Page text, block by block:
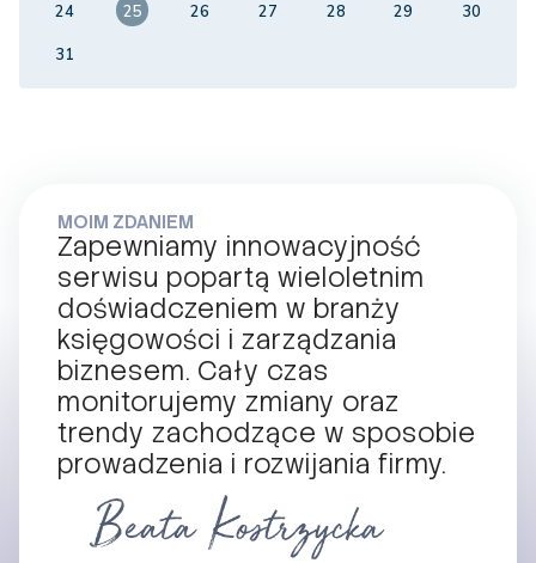
24
25 26 27 28 29
30
31
MOIM ZDANIEM
Zapewniamy innowacyjność
serwisu popartą wieloletnim
doświadczeniem w branży
księgowości i zarządzania
biznesem. Cały czas
monitorujemy zmiany oraz
trendy zachodzące w sposobie
prowadzenia i rozwijania firmy.